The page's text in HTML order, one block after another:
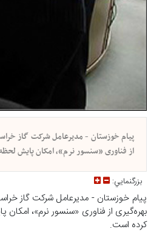
پیام خوزستان - مدیرعامل شرکت گاز
از فناوری «سنسور نرم»، امکان پایش لحظه‌ای فشار و جریان گاز در بیش از ۱۰۰ نقطه شهر را
بزرگنمايي:
پیام خوزستان - مدیرعامل شرکت گاز
کرده است.